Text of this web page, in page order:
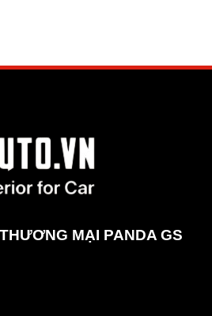
MẠI PANDA GS